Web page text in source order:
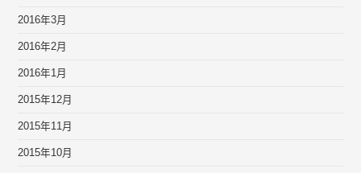
2016年3月
2016年2月
2016年1月
2015年12月
2015年11月
2015年10月